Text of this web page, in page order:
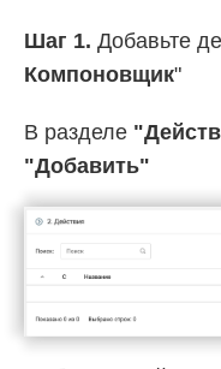
Шаг 1. Добавьте
Компоновщик"
В разделе
"Добавить"